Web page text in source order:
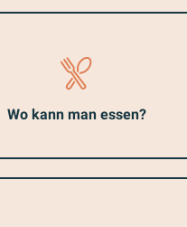
Wo kann man essen?